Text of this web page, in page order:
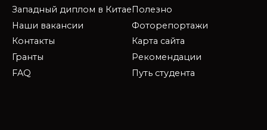
Западный диплом в Китае
Наши вакансии
Контакты
Гранты
FAQ
Полезно
Фоторепортажи
Карта сайта
Рекомендации
Путь студента